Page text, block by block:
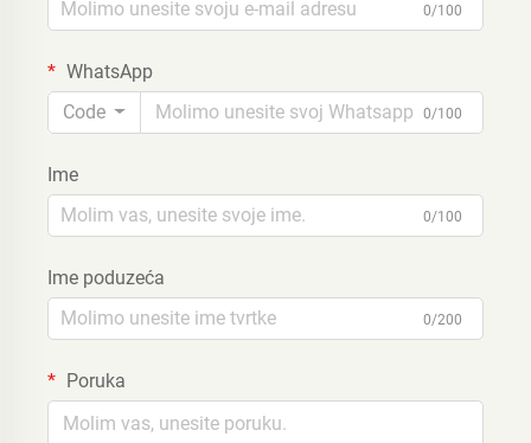
0/100
WhatsApp
Code
0/100
Ime
0/100
Ime poduzeća
0/200
Poruka